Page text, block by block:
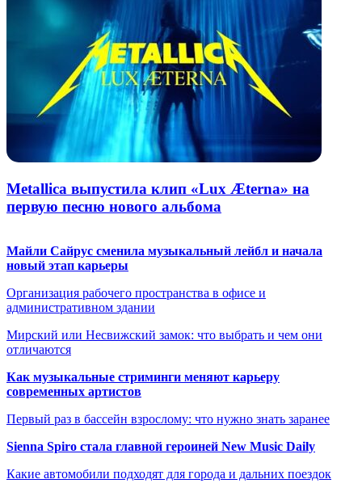
Metallica выпустила клип «Lux Æterna» на
первую песню нового альбома
Майли Сайрус сменила музыкальный лейбл и начала
новый этап карьеры
Организация рабочего пространства в офисе и
административном здании
Мирский или Несвижский замок: что выбрать и чем они
отличаются
Как музыкальные стриминги меняют карьеру
современных артистов
Первый раз в бассейн взрослому: что нужно знать заранее
Sienna Spiro стала главной героиней New Music Daily
Какие автомобили подходят для города и дальних поездок